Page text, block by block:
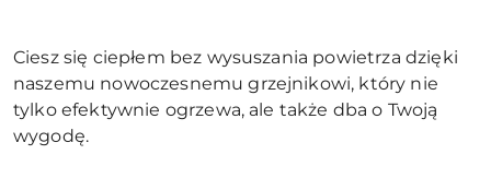
Ciesz się ciepłem bez wysuszania powietrza dzięki
naszemu nowoczesnemu grzejnikowi, który nie
tylko efektywnie ogrzewa, ale także dba o Twoją
wygodę.